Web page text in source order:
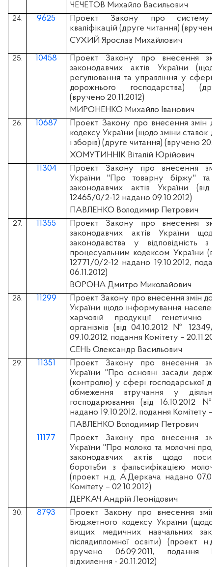
ЧЕЧЕТОВ Михайло Васильович
24. 9625
Проект Закону про систему
кваліфікацій (друге читання) (вручено
СУХИЙ Ярослав Михайлович
25. 10458
Проект Закону про внесення
законодавчих актів України
регулювання та управління у сфері
дорожнього господарства)
(вручено 20.11.2012)
МИРОНЕНКО Михайло Іванович
26. 10687
Проект Закону про внесення змін
кодексу України (щодо зміни ставок
і зборів) (друге читання) (вручено
ХОМУТИННІК Віталій Юрійович
11304
Проект Закону про внесення
України "Про товарну біржу" та
законодавчих актів України (вiд
12465/0/2-12 надано 09.10.2012)
ПАВЛЕНКО Володимир Петрович
27. 11355
Проект Закону про внесення
законодавчих актів України
законодавства у відповідність з
процесуальним кодексом України
12771/0/2-12 надано 19.10.2012,
06.11.2012)
ВОРОНА Дмитро Миколайович
28. 11299
Проект Закону про внесення змін до
України щодо інформування
харчовій продукції генетично
організмів (вiд 04.10.2012 № 12349/
09.10.2012, подання Комітету –
СЕНЬ Олександр Васильович
29. 11351
Проект Закону про внесення
України "Про основні засади
(контролю) у сфері господарської
обмеження втручання у
господарювання (вiд 16.10.2012 №
надано 19.10.2012, подання Комітету –
ПАВЛЕНКО Володимир Петрович
11177
Проект Закону про внесення
України "Про молоко та молочні
законодавчих актів щодо
боротьби з фальсифікацією
(проект н.д. А.Деркача надано
Комітету – 02.10.2012)
ДЕРКАЧ Андрій Леонідович
30. 8793
Проект Закону про внесення змін
Бюджетного кодексу України (щодо
вищих медичних навчальних
післядипломної освіти) (проект
вручено 06.09.2011, подання
відхилення - 20.11.2012)